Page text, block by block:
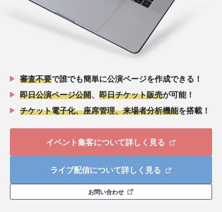
審査不要で誰でも簡単に公演ページを作成できる！
即日公演ページ公開、 即日チケット販売が可能！
チケット電子化、座席管理、来場者分析機能を搭載！
イベント集客について詳しく見る
ライブ配信について詳しく見る
お問い合わせ